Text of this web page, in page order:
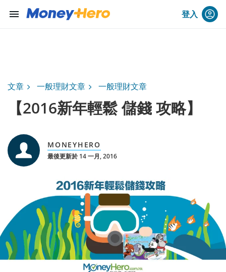
menu 登入
文章 一般理財文章 一般理財文章
【2016新年輕鬆 儲錢 攻略】
MONEYHERO
最後更新於 14 一月, 2016